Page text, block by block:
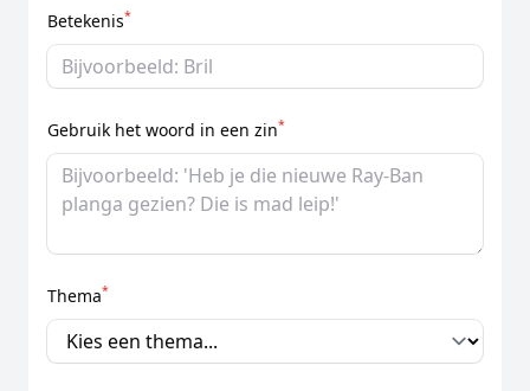
Betekenis*
Gebruik het woord in een zin*
Thema*